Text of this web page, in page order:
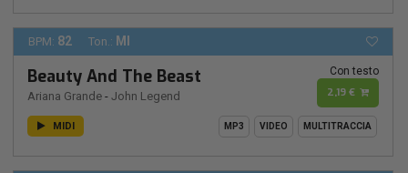
BPM: 82 Ton.: MI
Beauty And The Beast
Ariana Grande - John Legend
Con testo
2,19 €
MIDI MP3 VIDEO MULTITRACCIA